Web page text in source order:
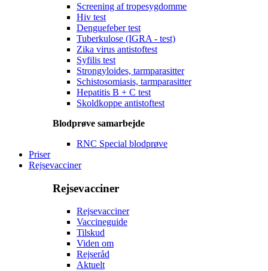
Screening af tropesygdomme
Hiv test
Denguefeber test
Tuberkulose (IGRA - test)
Zika virus antistoftest
Syfilis test
Strongyloides, tarmparasitter
Schistosomiasis, tarmparasitter
Hepatitis B + C test
Skoldkoppe antistoftest
Blodprøve samarbejde
RNC Special blodprøve
Priser
Rejsevacciner
Rejsevacciner
Rejsevacciner
Vaccineguide
Tilskud
Viden om
Rejseråd
Aktuelt